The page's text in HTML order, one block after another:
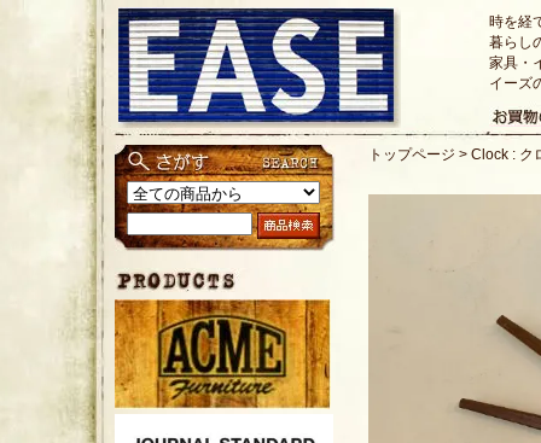
時を経
暮らし
家具・
イーズ
トップページ > Clock : ク